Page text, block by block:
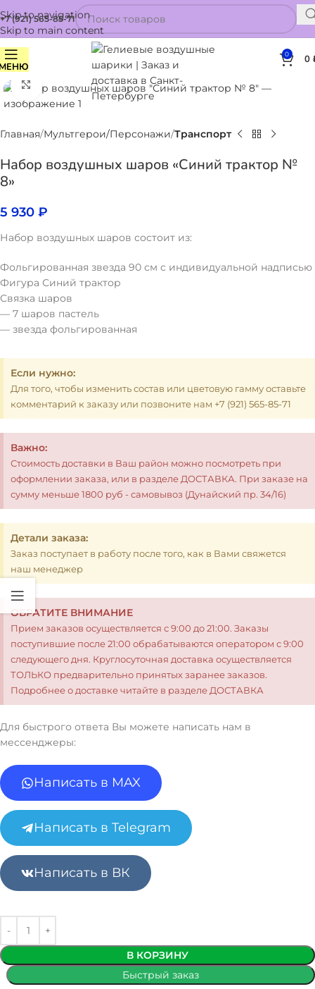
Skip to navigation
Skip to main content
+7 (921) 565-85-71
0 0
Нажмите, чтобы увеличить
Главная Мультгерои/Персонажи Транспорт
Набор воздушных шаров «Синий трактор №
8»
5 930 ₽
Набор воздушных шаров состоит из:
Фольгированная звезда 90 см с индивидуальной надписью
Фигура Синий трактор
Связка шаров
— 7 шаров пастель
— звезда фольгированная
Если нужно:
Для того, чтобы изменить состав или цветовую гамму оставьте
комментарий к заказу или позвоните нам +7 (921) 565-85-71
Важно:
Стоимость доставки в Ваш район можно посмотреть при
оформлении заказа, или в разделе ДОСТАВКА. При заказе на
сумму меньше 1800 руб - самовывоз (Дунайский пр. 34/16)
Детали заказа:
Заказ поступает в работу после того, как в Вами свяжется
наш менеджер
ОБРАТИТЕ ВНИМАНИЕ
Прием заказов осуществляется с 9:00 до 21:00. Заказы
поступившие после 21:00 обрабатываются оператором с 9:00
следующего дня. Круглосуточная доставка осуществляется
ТОЛЬКО предварительно принятых заранее заказов.
Подробнее о доставке читайте в разделе ДОСТАВКА
Для быстрого ответа Вы можете написать нам в
мессенджеры:
Написать в MAX
Написать в Telegram
Написать в ВК
В КОРЗИНУ
Быстрый заказ